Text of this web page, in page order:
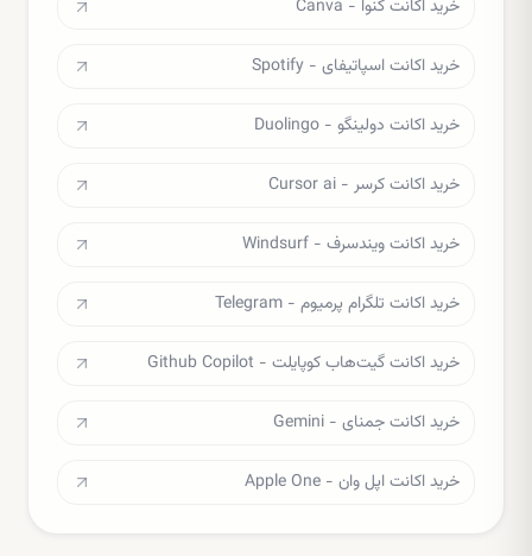
خرید اکانت کنوا - Canva
خرید اکانت اسپاتیفای - Spotify
خرید اکانت دولینگو - Duolingo
خرید اکانت کرسر - Cursor ai
خرید اکانت ویندسرف - Windsurf
خرید اکانت تلگرام پرمیوم - Telegram
خرید اکانت گیت‌هاب کوپایلت - Github Copilot
خرید اکانت جمنای - Gemini
خرید اکانت اپل وان - Apple One